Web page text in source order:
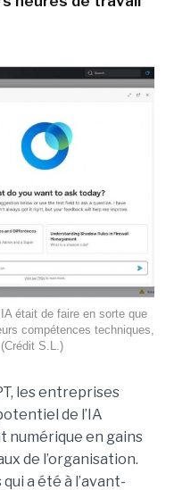
était de faire en sorte que
compétences techniques,
S.L.)
les entreprises
de l’IA
numérique en gains
de l’organisation.
a été à l’avant-